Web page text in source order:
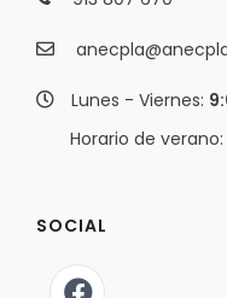
Lunes - Viernes:
Horario de verano:
SOCIAL